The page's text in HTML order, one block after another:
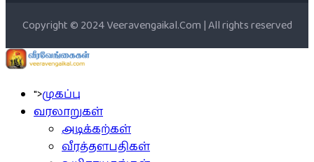
Copyright © 2024 Veeravengaikal.Com | All rights reserved
">முகப்பு
வரலாறுகள்
அடிக்கற்கள்
வீரத்தளபதிகள்